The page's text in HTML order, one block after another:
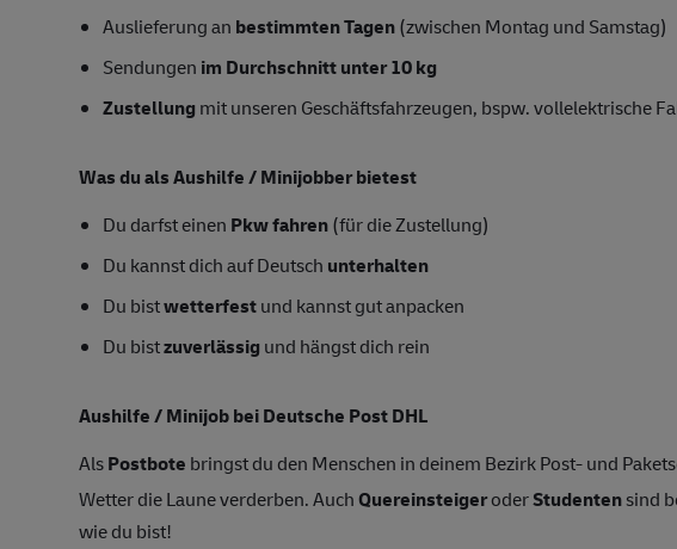
Auslieferung an bestimmten Tagen(zwischen Montag und Samstag)
Sendungen im Durchschnitt unter 10 kg
Zustellung mit unseren Geschäftsfahrzeugen, bspw. vollelektrische
Was du als Aushilfe / Minijobber bietest
Du darfst einen Pkw fahren(für die Zustellung)
Du kannst dich auf Deutsch unterhalten
Du bistwetterfestund kannst gut anpacken
Du bistzuverlässig und hängst dich rein
Aushilfe / Minijob bei Deutsche Post DHL
AlsPostbote bringst du den Menschen in deinem Bezirk Post- und
Wetter die Laune verderben. AuchQuereinsteigeroderStudentensind
wie du bist!